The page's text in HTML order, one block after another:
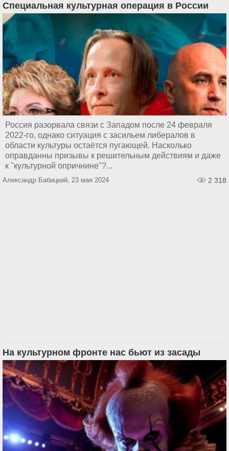
Специальная культурная операция в России
Россия разорвала связи с Западом после 24 февраля
2022-го, однако ситуация с засильем либералов в
области культуры остаётся пугающей. Насколько
оправданны призывы к решительным действиям и даже
к "культурной опричнине"?...
Александр Бабицкий, 23 мая 2024 2 318
На культурном фронте нас бьют из засады